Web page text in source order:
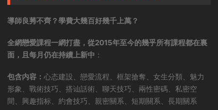
導師良莠不齊？學費大幾百好幾千上萬？
全網戀愛課程一網打盡，從2015年至今的幾乎所有課程都在裏
面，且每月仍在持續上新中 ：
包含内容： 心态建設、戀愛流程、框架搶奪、女生分類、魅力
形象、戰術技巧、搭讪話術、聊天技巧、兩性密碼、私密空
間、興趣指标、約會技巧、親密關系、短期關系、長期關系